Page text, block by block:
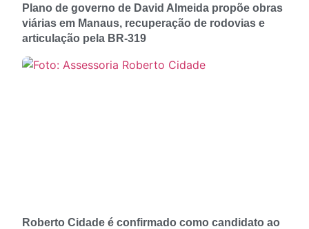
Plano de governo de David Almeida propõe obras
viárias em Manaus, recuperação de rodovias e
articulação pela BR-319
Roberto Cidade é confirmado como candidato ao